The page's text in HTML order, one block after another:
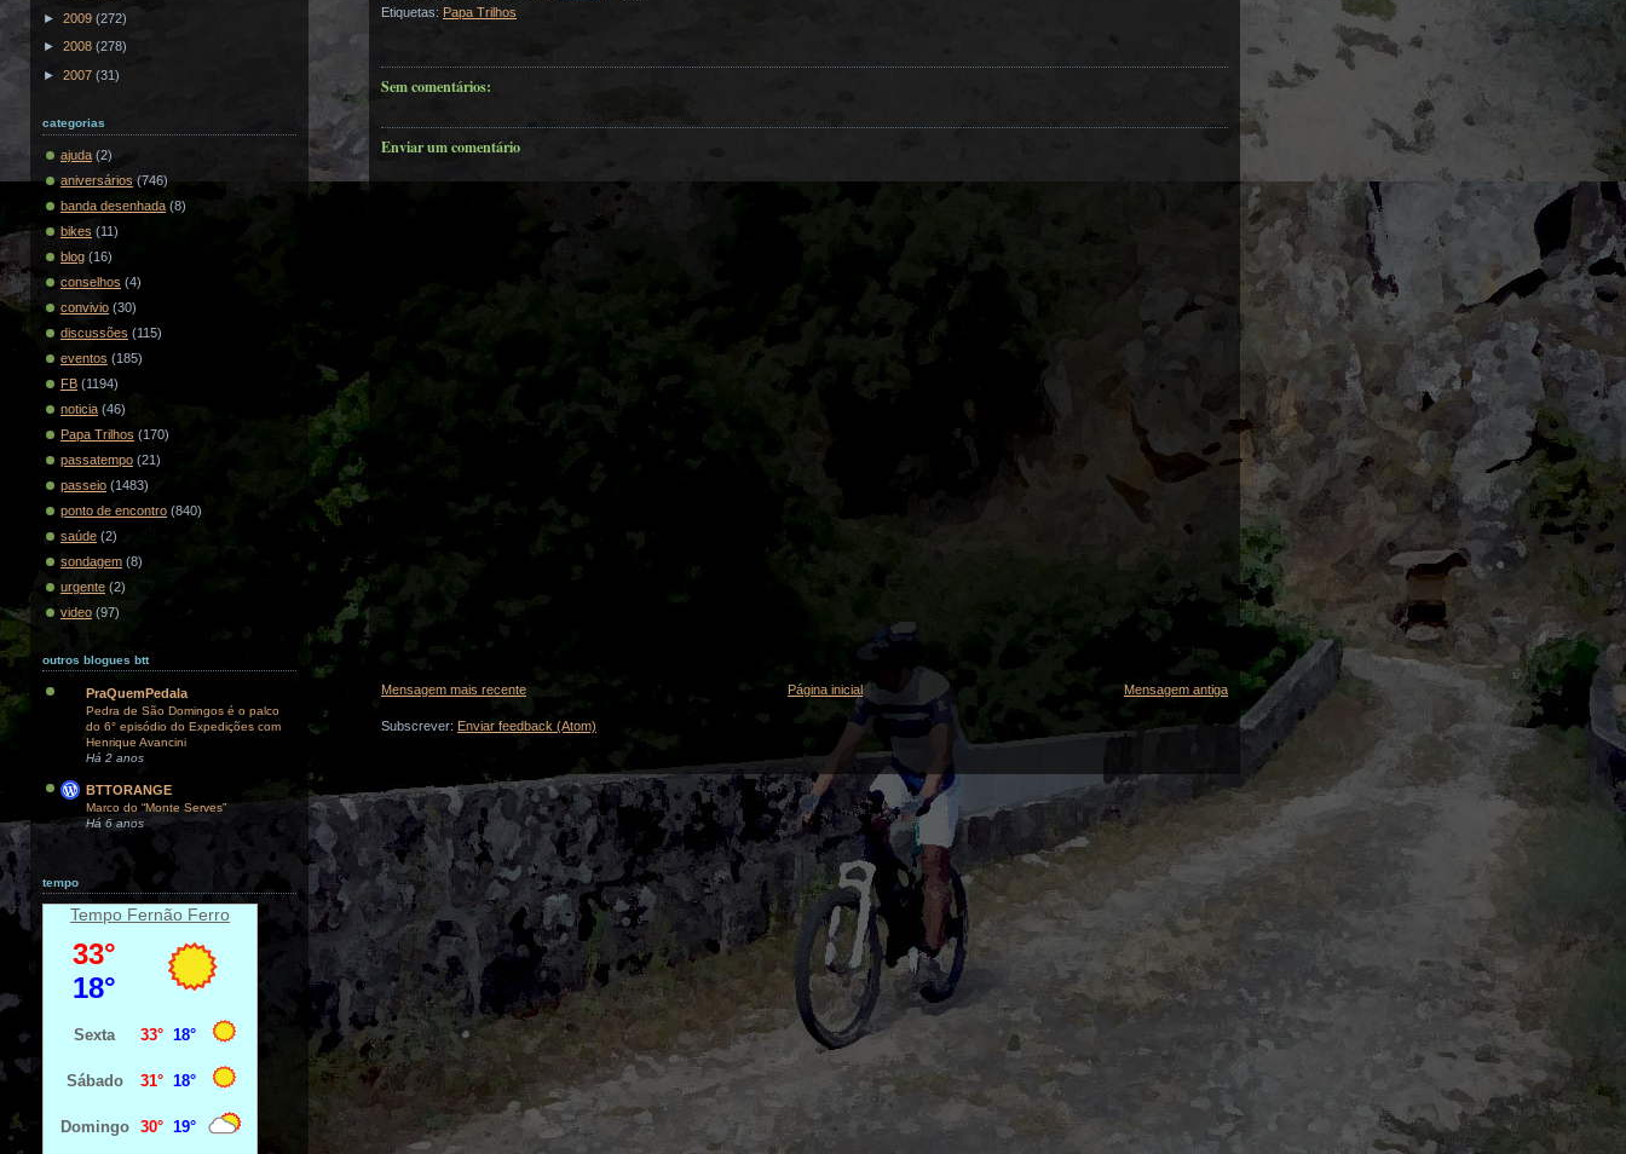
► 2009 (272)
► 2008 (278)
► 2007 (31)
categorias
ajuda (2)
aniversários (746)
banda desenhada (8)
bikes (11)
blog (16)
conselhos (4)
convivio (30)
discussões (115)
eventos (185)
FB (1194)
noticia (46)
Papa Trilhos (170)
passatempo (21)
passeio (1483)
ponto de encontro (840)
saúde (2)
sondagem (8)
urgente (2)
video (97)
outros blogues btt
PraQuemPedala
Pedra de São Domingos é o palco
do 6° episódio do Expedições com
Henrique Avancini
Há 2 anos
BTTORANGE
Marco do “Monte Serves”
Há 6 anos
tempo
Tempo Fernão Ferro
Etiquetas: Papa Trilhos
Sem comentários:
Enviar um comentário
Mensagem mais recente Mensagem antiga
Página inicial
Subscrever: Enviar feedback (Atom)